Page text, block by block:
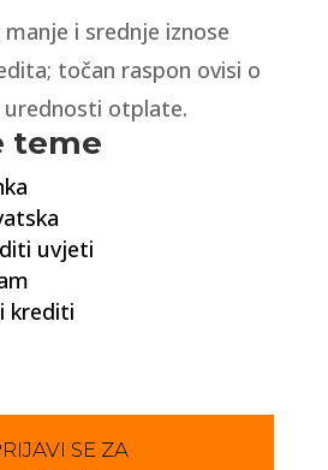
i srednje iznose
točan raspon ovisi o
otplate.
teme
uvjeti
krediti
SE ZA